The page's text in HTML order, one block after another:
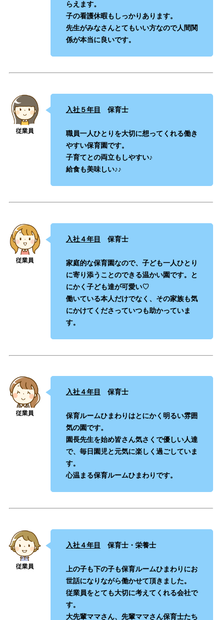
らえます。
子の看護休暇もしっかりあります。
先生がみなさんとてもいい方なので人間関
係が本当に良いです。
入社５年目 保育士
職員一人ひとりを大切に想ってくれる働き
やすい保育園です。
子育てとの両立もしやすい♪
給食も美味しい♪♪
入社４年目 保育士
家庭的な保育園なので、子ども一人ひとり
に寄り添うことのできる温かい園です。と
にかく子ども達が可愛い♡
働いている本人だけでなく、その家族も気
にかけてくださっていつも助かっていま
す。
入社４年目 保育士
保育ルームひまわりはとにかく明るい雰囲
気の園です。
園長先生を始め皆さん気さくで優しい人達
で、毎日園児と元気に楽しく過ごしていま
す。
心温まる保育ルームひまわりです。
入社４年目 保育士・ 栄養士
上の子も下の子も保育ルームひまわりにお
世話になりながら働かせて頂きました。
従業員をとても大切に考えてくれる会社で
す。
大先輩ママさん、先輩ママさん保育士たち